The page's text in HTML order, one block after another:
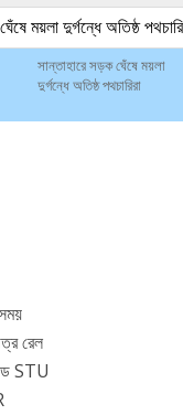
ময়লা দুর্গন্ধে অতিষ্ঠ পথচারিরা
সান্তাহারে সড়ক ঘেঁষে ময়লা
দুর্গন্ধে অতিষ্ঠ পথচারিরা
রেল
STU